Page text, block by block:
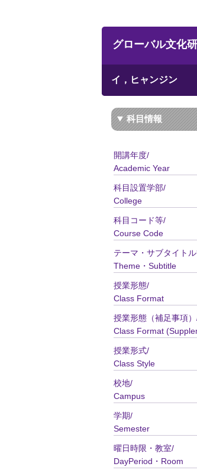
グローバル文化
イ，ヒャンジン
科目情報
開講年度/
Academic Year
科目設置学部/
College
科目コード等/
Course Code
テーマ・サブタイト
Theme・Subtitle
授業形態/
Class Format
授業形態（補足事項
Class Format
授業形式/
Class Style
校地/
Campus
学期/
Semester
曜日時限・教室/
DayPeriod・Room